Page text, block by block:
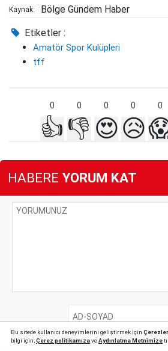
Kaynak: Bölge Gündem Haber
Etiketler :
Amatör Spor Kulüpleri
tff
0 0 0 0 0
👍 👎 😍😥
HABERE YORUM KAT
Bu sitede kullanıcı deneyimlerini geliştirmek için Çerezler
bilgi için;Çerez politikamızaveAydınlatma Metnimize